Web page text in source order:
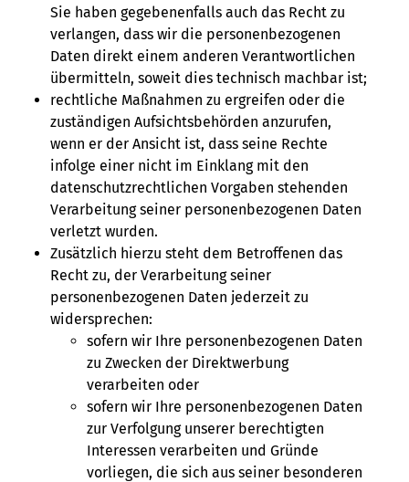
Sie haben gegebenenfalls auch das Recht zu
verlangen, dass wir die personenbezogenen
Daten direkt einem anderen Verantwortlichen
übermitteln, soweit dies technisch machbar ist;
rechtliche Maßnahmen zu ergreifen oder die
zuständigen Aufsichtsbehörden anzurufen,
wenn er der Ansicht ist, dass seine Rechte
infolge einer nicht im Einklang mit den
datenschutzrechtlichen Vorgaben stehenden
Verarbeitung seiner personenbezogenen Daten
verletzt wurden.
Zusätzlich hierzu steht dem Betroffenen das
Recht zu, der Verarbeitung seiner
personenbezogenen Daten jederzeit zu
widersprechen:
sofern wir Ihre personenbezogenen Daten
zu Zwecken der Direktwerbung
verarbeiten oder
sofern wir Ihre personenbezogenen Daten
zur Verfolgung unserer berechtigten
Interessen verarbeiten und Gründe
vorliegen, die sich aus seiner besonderen